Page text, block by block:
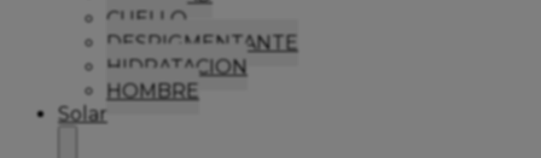
CUELLO
DESPIGMENTANTE
HIDRATACION
HOMBRE
Solar